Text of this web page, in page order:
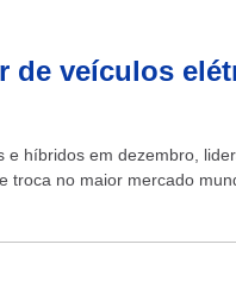
de veículos
híbridos em dezembro,
no maior mercado